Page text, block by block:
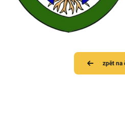
zpět na